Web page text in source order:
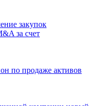
закупок
за счет
по продаже активов